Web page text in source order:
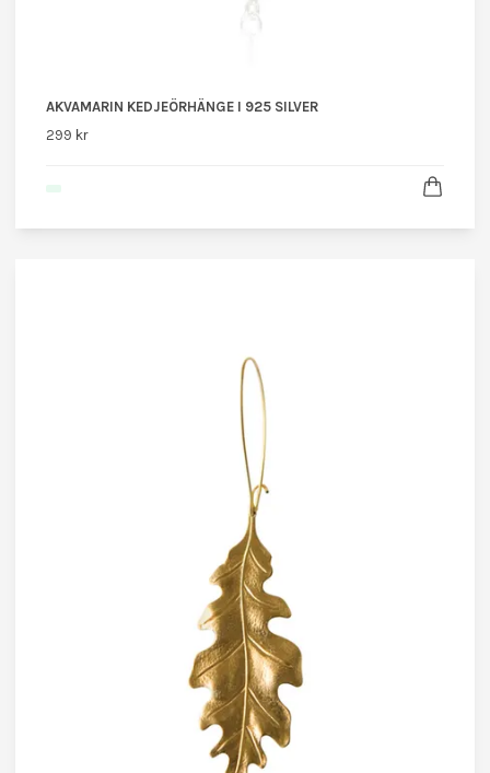
AKVAMARIN KEDJEÖRHÄNGE I 925 SILVER
299 kr